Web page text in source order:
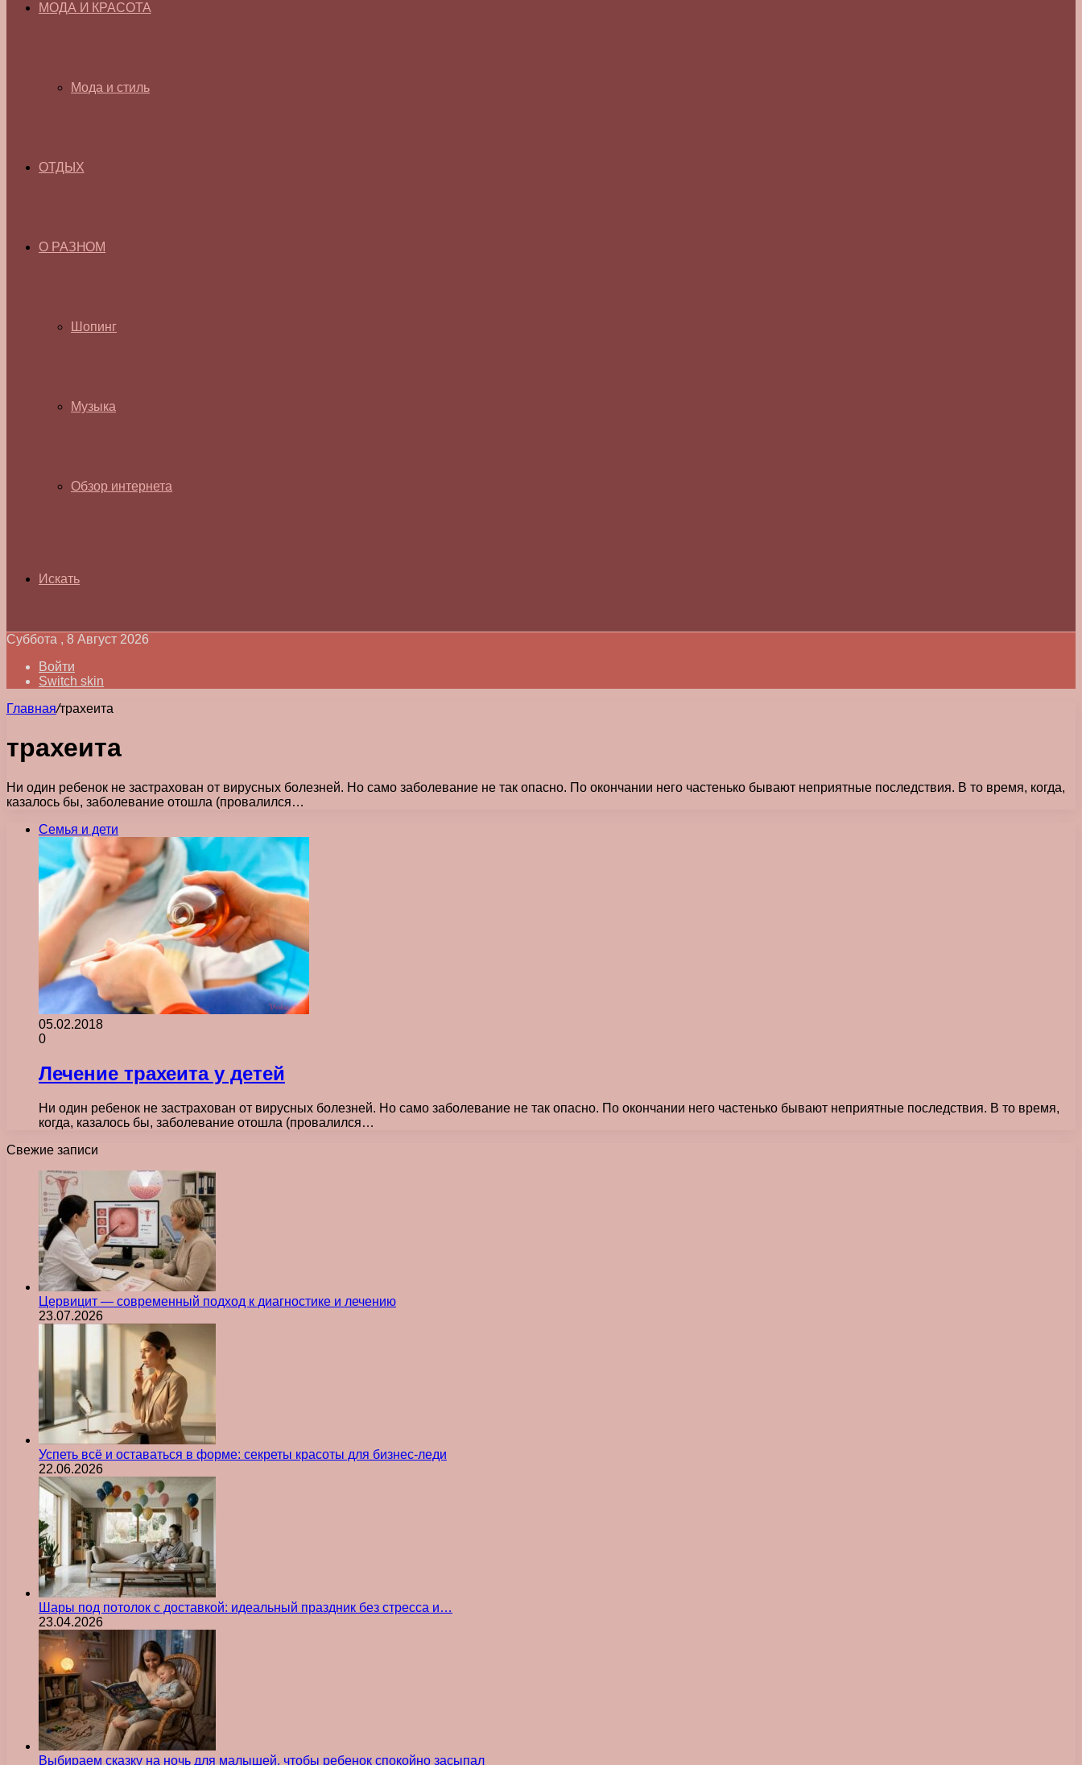
МОДА И КРАСОТА
Мода и стиль
ОТДЫХ
О РАЗНОМ
Шопинг
Музыка
Обзор интернета
Искать
Суббота , 8 Август 2026
Войти
Switch skin
Главная/трахеита
трахеита
Ни один ребенок не застрахован от вирусных болезней. Но само заболевание не так опасно. По окончании него частенько бывают неприятные последствия. В то время, когда,
казалось бы, заболевание отошла (провалился…
Семья и дети
05.02.2018
0
Лечение трахеита у детей
Ни один ребенок не застрахован от вирусных болезней. Но само заболевание не так опасно. По окончании него частенько бывают неприятные последствия. В то время,
когда, казалось бы, заболевание отошла (провалился…
Свежие записи
Цервицит — современный подход к диагностике и лечению
23.07.2026
Успеть всё и оставаться в форме: секреты красоты для бизнес-леди
22.06.2026
Шары под потолок с доставкой: идеальный праздник без стресса и…
23.04.2026
Выбираем сказку на ночь для малышей, чтобы ребенок спокойно засыпал